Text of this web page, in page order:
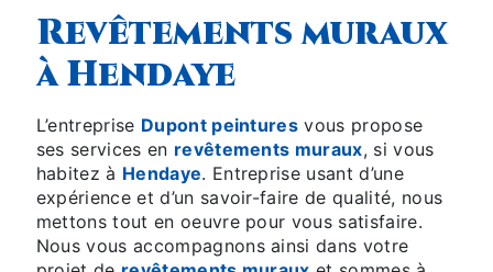
revêtements muraux
à Hendaye
L’entreprise Dupont peintures vous propose
ses services en revêtements muraux, si vous
habitez à Hendaye. Entreprise usant d’une
expérience et d’un savoir-faire de qualité, nous
mettons tout en oeuvre pour vous satisfaire.
Nous vous accompagnons ainsi dans votre